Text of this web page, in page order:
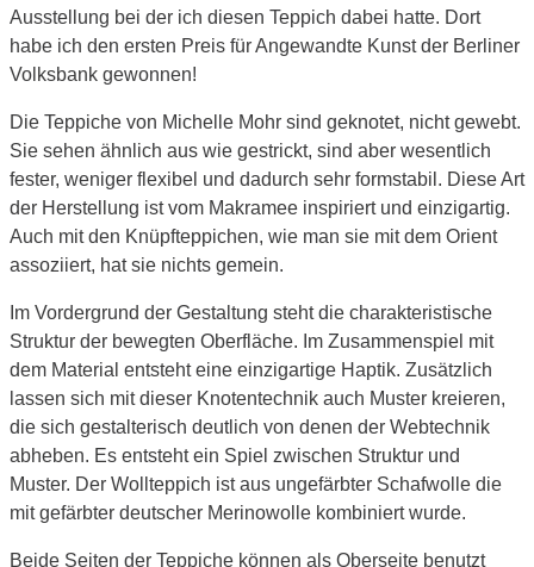
Ausstellung bei der ich diesen Teppich dabei hatte. Dort
habe ich den ersten Preis für Angewandte Kunst der Berliner
Volksbank gewonnen!
Die Teppiche von Michelle Mohr sind geknotet, nicht gewebt.
Sie sehen ähnlich aus wie gestrickt, sind aber wesentlich
fester, weniger flexibel und dadurch sehr formstabil. Diese Art
der Herstellung ist vom Makramee inspiriert und einzigartig.
Auch mit den Knüpfteppichen, wie man sie mit dem Orient
assoziiert, hat sie nichts gemein.
Im Vordergrund der Gestaltung steht die charakteristische
Struktur der bewegten Oberfläche. Im Zusammenspiel mit
dem Material entsteht eine einzigartige Haptik. Zusätzlich
lassen sich mit dieser Knotentechnik auch Muster kreieren,
die sich gestalterisch deutlich von denen der Webtechnik
abheben. Es entsteht ein Spiel zwischen Struktur und
Muster. Der Wollteppich ist aus ungefärbter Schafwolle die
mit gefärbter deutscher Merinowolle kombiniert wurde.
Beide Seiten der Teppiche können als Oberseite benutzt